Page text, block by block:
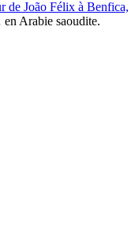
de João Félix à Benfica,
Arabie saoudite.